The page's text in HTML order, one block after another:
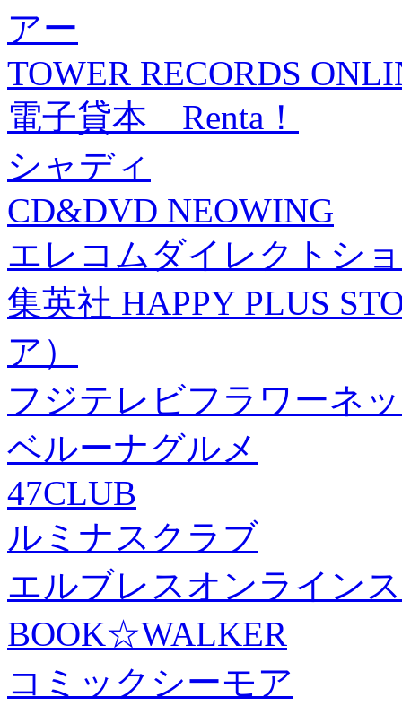
アー
TOWER RECORDS
電子貸本 Renta！
シャディ
CD&DVD NEOWING
エレコムダイレクトシ
集英社 HAPPY PLUS
ア）
フジテレビフラワーネ
ベルーナグルメ
47CLUB
ルミナスクラブ
エルブレスオンライン
BOOK☆WALKER
コミックシーモア